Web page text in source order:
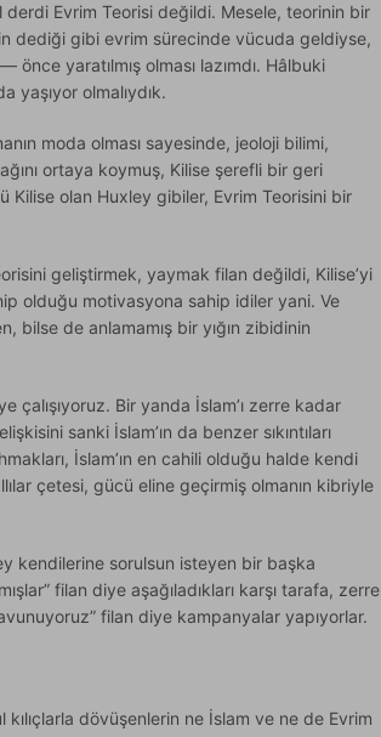
derdi Evrim Teorisi değildi. Mesele, teorinin bir
dediği gibi evrim sürecinde vücuda geldiyse,
yaratılmış olması lazımdı. Hâlbuki
yaşıyor olmalıydık.
moda olması sayesinde, jeoloji bilimi,
ortaya koymuş, Kilise şerefli bir geri
Kilise olan Huxley gibiler, Evrim Teorisini bir
geliştirmek, yaymak filan değildi, Kilise’yi
olduğu motivasyona sahip idiler yani. Ve
bilse de anlamamış bir yığın zibidinin
çalışıyoruz. Bir yanda İslam’ı zerre kadar
sanki İslam’ın da benzer sıkıntıları
İslam’ın en cahili olduğu halde kendi
çetesi, gücü eline geçirmiş olmanın kibriyle
kendilerine sorulsun isteyen bir başka
filan diye aşağıladıkları karşı tarafa, zerre
filan diye kampanyalar yapıyorlar.
dövüşenlerin ne İslam ve ne de Evrim